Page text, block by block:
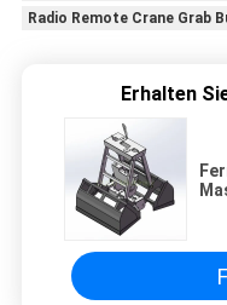
Radio Remote Crane Grab
Erhalten